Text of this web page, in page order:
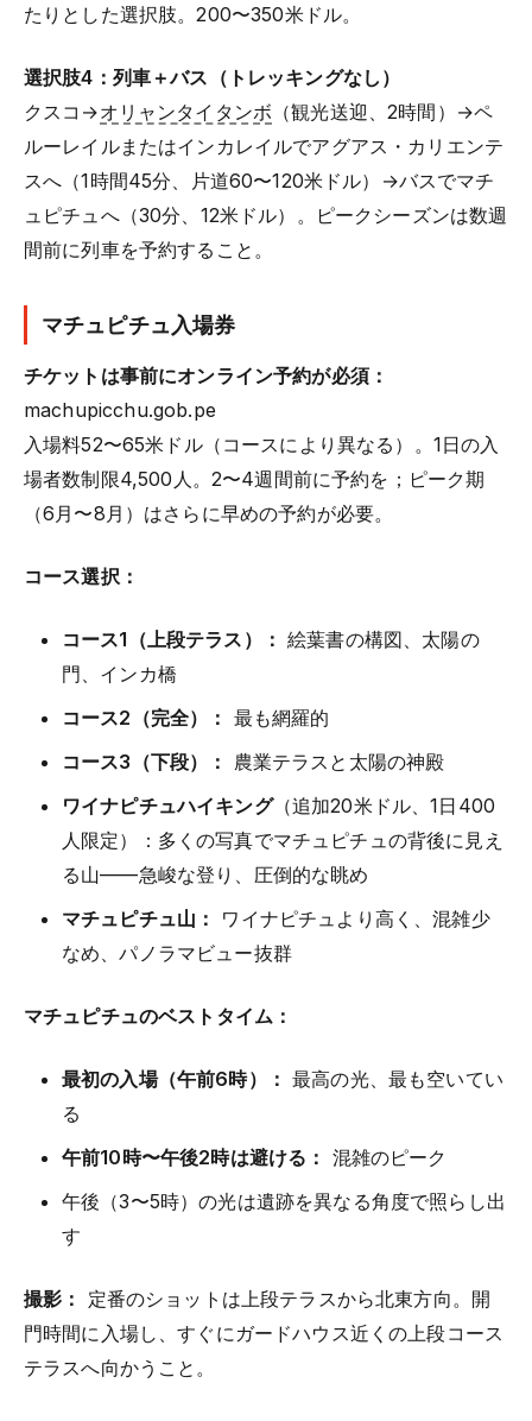
たりとした選択肢。200〜350米ドル。
選択肢4：列車＋バス（トレッキングなし）
クスコ→オリャンタイタンボ （観光送迎、2時間）→ペ
ルーレイルまたはインカレイルでアグアス・カリエンテ
スへ（1時間45分、片道60〜120米ドル）→バスでマチ
ュピチュへ（30分、12米ドル）。ピークシーズンは数週
間前に列車を予約すること。
マチュピチュ入場券
チケットは事前にオンライン予約が必須：
machupicchu.gob.pe
入場料52〜65米ドル（コースにより異なる）。1日の入
場者数制限4,500人。2〜4週間前に予約を；ピーク期
（6月〜8月）はさらに早めの予約が必要。
コース選択：
コース1（上段テラス）： 絵葉書の構図、太陽の
門、インカ橋
コース2（完全）： 最も網羅的
コース3（下段）：
農業テラスと太陽の神殿
ワイナピチュハイキング（追加20米ドル、1日400
人限定）：多くの写真でマチュピチュの背後に見え
る山——急峻な登り、圧倒的な眺め
マチュピチュ山：
ワイナピチュより高く、混雑少
なめ、パノラマビュー抜群
マチュピチュのベストタイム：
最初の入場（午前6時）： 最高の光、最も空いてい
る
午前10時〜午後2時は避ける： 混雑のピーク
午後（3〜5時）の光は遺跡を異なる角度で照らし出
す
撮影：
定番のショットは上段テラスから北東方向。開
門時間に入場し、すぐにガードハウス近くの上段コース
テラスへ向かうこと。